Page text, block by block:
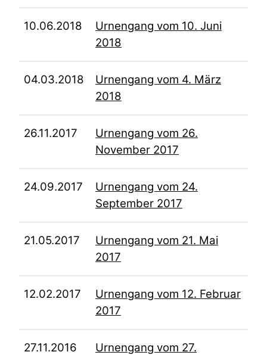
10.06.2018
Urnengang vom 10. Juni
2018
04.03.2018
Urnengang vom 4. März
2018
26.11.2017
Urnengang vom 26.
November 2017
24.09.2017
Urnengang vom 24.
September 2017
21.05.2017
Urnengang vom 21. Mai
2017
12.02.2017
Urnengang vom 12. Februar
2017
27.11.2016
Urnengang vom 27.